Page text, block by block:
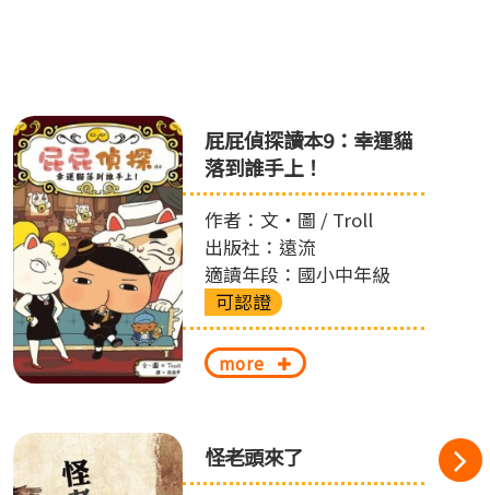
屁屁偵探讀本9：幸運貓
落到誰手上！
作者：文‧圖 / Troll
出版社：遠流
適讀年段：國小中年級
可認證
more
怪老頭來了